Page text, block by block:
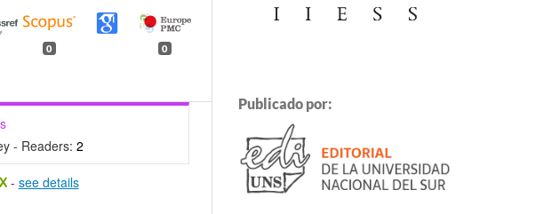
0 0
- Readers: 2
- see details
Publicado por: